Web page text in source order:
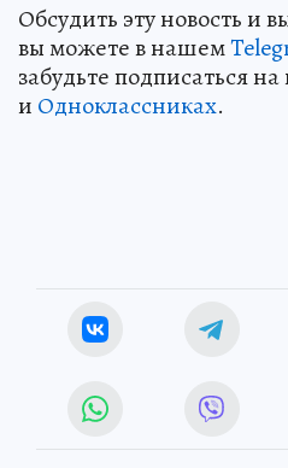
Обсудить эту новость и
вы можете в нашем
забудьте подписаться на
и Одноклассниках.